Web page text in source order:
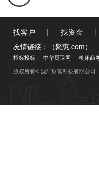
找客户 | 找资金 |
友情链接：（聚惠.com）
招标投标 中华厨卫网 机床商
版权所有© 沈阳财富科技有限公司